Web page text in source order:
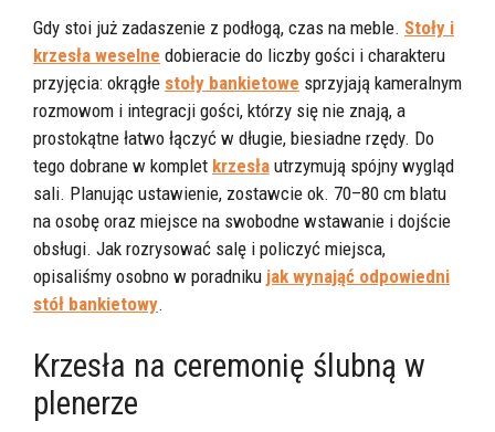
Gdy stoi już zadaszenie z podłogą, czas na meble. Stoły i
krzesła weselne dobieracie do liczby gości i charakteru
przyjęcia: okrągłe stoły bankietowe sprzyjają kameralnym
rozmowom i integracji gości, którzy się nie znają, a
prostokątne łatwo łączyć w długie, biesiadne rzędy. Do
tego dobrane w komplet krzesła utrzymują spójny wygląd
sali. Planując ustawienie, zostawcie ok. 70–80 cm blatu
na osobę oraz miejsce na swobodne wstawanie i dojście
obsługi. Jak rozrysować salę i policzyć miejsca,
opisaliśmy osobno w poradniku jak wynająć odpowiedni
stół bankietowy.
Krzesła na ceremonię ślubną w
plenerze